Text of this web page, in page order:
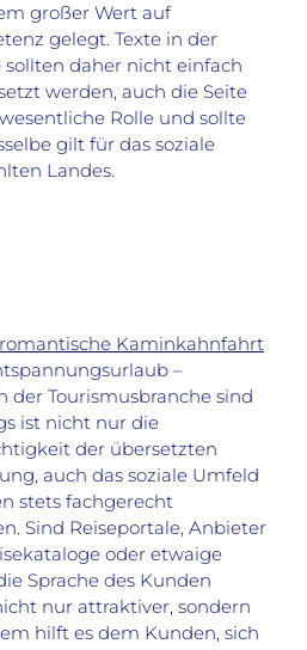
großer Wert auf
gelegt. Texte in der
daher nicht einfach
werden, auch die Seite
Rolle und sollte
gilt für das soziale
Landes.
romantische Kaminkahnfahrt
–
der Tourismusbranche sind
ist nicht nur die
der übersetzten
auch das soziale Umfeld
stets fachgerecht
Sind Reiseportale, Anbieter
oder etwaige
Sprache des Kunden
nur attraktiver, sondern
hilft es dem Kunden, sich